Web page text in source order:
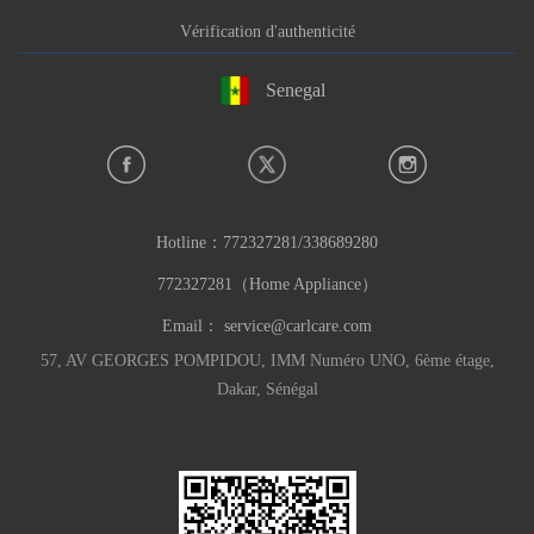
Vérification d'authenticité
Senegal
Hotline： 772327281/338689280
772327281（Home Appliance）
Email： service@carlcare.com
57, AV GEORGES POMPIDOU, IMM Numéro UNO, 6ème étage,
Dakar, Sénégal